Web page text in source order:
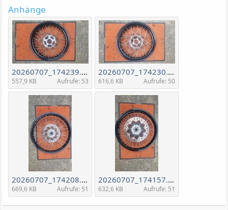
Anhänge
20260707_174239.jpg
557,9 KB Aufrufe: 53
20260707_174230.jpg
616,6 KB Aufrufe: 50
20260707_174208.jpg
669,6 KB Aufrufe: 51
20260707_174157.jpg
632,6 KB Aufrufe: 51